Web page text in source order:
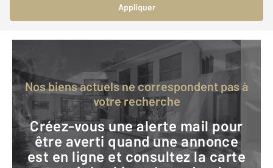
Appliquer
Nos biens actuels ne correspondent pas à
votre recherche
Créez-vous une alerte mail pour
être averti quand une annonce
est en ligne et consultez la carte